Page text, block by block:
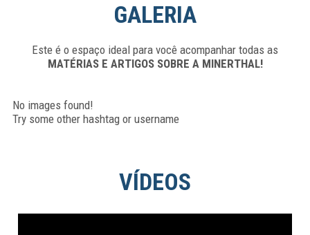
GALERIA
Este é o espaço ideal para você acompanhar todas as
MATÉRIAS E ARTIGOS SOBRE A MINERTHAL!
No images found!
Try some other hashtag or username
VÍDEOS